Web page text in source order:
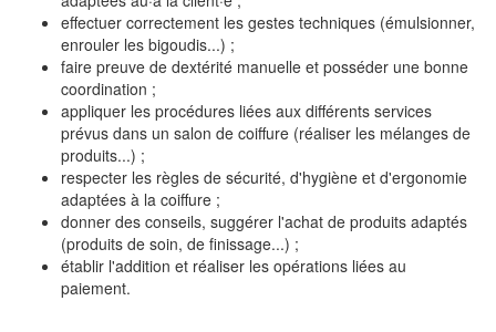
effectuer correctement les gestes techniques (émulsionner,
enrouler les bigoudis...) ;
faire preuve de dextérité manuelle et posséder une bonne
coordination ;
appliquer les procédures liées aux différents services
prévus dans un salon de coiffure (réaliser les mélanges de
produits...) ;
respecter les règles de sécurité, d'hygiène et d'ergonomie
adaptées à la coiffure ;
donner des conseils, suggérer l'achat de produits adaptés
(produits de soin, de finissage...) ;
établir l'addition et réaliser les opérations liées au
paiement.